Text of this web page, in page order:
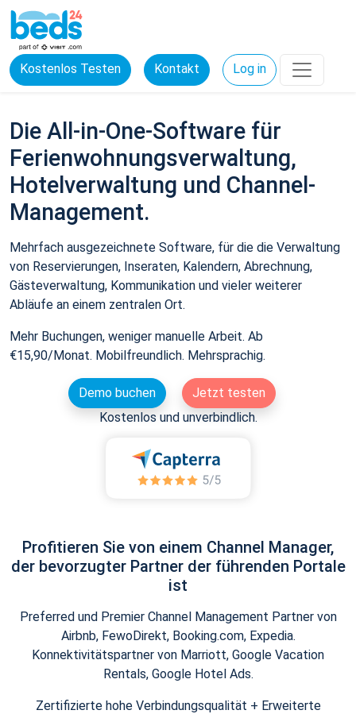
Kostenlos Testen Kontakt Log in
Die All-in-One-Software für
Ferienwohnungsverwaltung,
Hotelverwaltung und Channel-
Management.
Mehrfach ausgezeichnete Software, für die die Verwaltung
von Reservierungen, Inseraten, Kalendern, Abrechnung,
Gästeverwaltung, Kommunikation und vieler weiterer
Abläufe an einem zentralen Ort.
Mehr Buchungen, weniger manuelle Arbeit. Ab
€15,90/Monat. Mobilfreundlich. Mehrsprachig.
Demo buchen
Jetzt testen
Kostenlos und unverbindlich.
Profitieren Sie von einem Channel Manager,
der bevorzugter Partner der führenden Portale
ist
Preferred und Premier Channel Management Partner von
Airbnb, FewoDirekt, Booking.com, Expedia.
Konnektivitätspartner von Marriott, Google Vacation
Rentals, Google Hotel Ads.
Zertifizierte hohe Verbindungsqualität + Erweiterte